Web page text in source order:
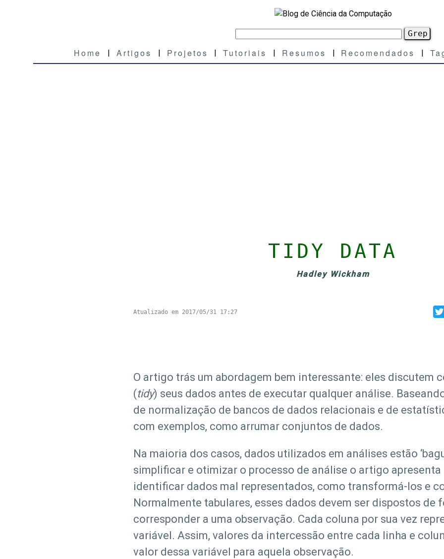
Home Artigos Projetos Tutoriais Resumos Recomendados
TIDY DATA
Hadley Wickham
Atualizado em 2017/05/31 17:27
O artigo trás um abordagem bem interessante: eles discutem
(tidy) seus dados antes de executar qualquer análise.
de normalização de bancos de dados relacionais e de
com exemplos, como arrumar conjuntos de dados.
Na maioria dos casos, dados utilizados em análises estão
simplificar e otimizar o processo de análise o artigo
identificar dados mal representados, como transformá-los e
Normalmente tabulares, esses dados devem ser dispostos de
corresponder a uma observação. Cada coluna por sua vez
variável. Assim, valores da intercessão entre cada linha e
valor dessa variável para aquela observação.